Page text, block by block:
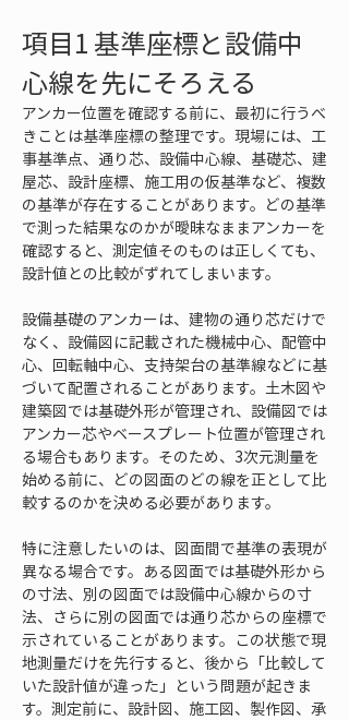
項目1 基準座標と設備中
心線を先にそろえる
アンカー位置を確認する前に、最初に行うべ
きことは基準座標の整理です。現場には、工
事基準点、通り芯、設備中心線、基礎芯、建
屋芯、設計座標、施工用の仮基準など、複数
の基準が存在することがあります。どの基準
で測った結果なのかが曖昧なままアンカーを
確認すると、測定値そのものは正しくても、
設計値との比較がずれてしまいます。
設備基礎のアンカーは、建物の通り芯だけで
なく、設備図に記載された機械中心、配管中
心、回転軸中心、支持架台の基準線などに基
づいて配置されることがあります。土木図や
建築図では基礎外形が管理され、設備図では
アンカー芯やベースプレート位置が管理され
る場合もあります。そのため、3次元測量を
始める前に、どの図面のどの線を正として比
較するのかを決める必要があります。
特に注意したいのは、図面間で基準の表現が
異なる場合です。ある図面では基礎外形から
の寸法、別の図面では設備中心線からの寸
法、さらに別の図面では通り芯からの座標で
示されていることがあります。この状態で現
地測量だけを先行すると、後から「比較して
いた設計値が違った」という問題が起きま
す。測定前に、設計図、施工図、製作図、承